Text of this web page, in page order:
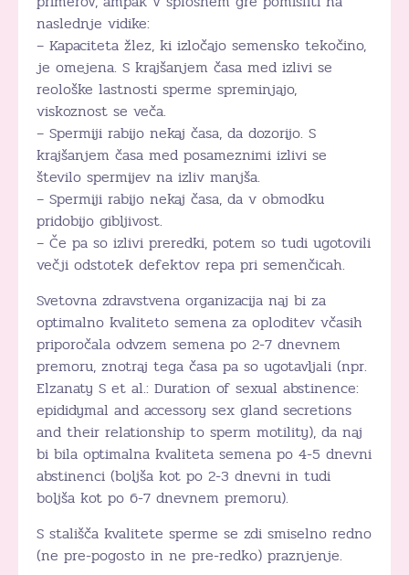
naslednje vidike:
– Kapaciteta žlez, ki izločajo semensko tekočino,
je omejena. S krajšanjem časa med izlivi se
reološke lastnosti sperme spreminjajo,
viskoznost se veča.
– Spermiji rabijo nekaj časa, da dozorijo. S
krajšanjem časa med posameznimi izlivi se
število spermijev na izliv manjša.
– Spermiji rabijo nekaj časa, da v obmodku
pridobijo gibljivost.
– Če pa so izlivi preredki, potem so tudi ugotovili
večji odstotek defektov repa pri semenčicah.
Svetovna zdravstvena organizacija naj bi za
optimalno kvaliteto semena za oploditev včasih
priporočala odvzem semena po 2-7 dnevnem
premoru, znotraj tega časa pa so ugotavljali (npr.
Elzanaty S et al.: Duration of sexual abstinence:
epididymal and accessory sex gland secretions
and their relationship to sperm motility), da naj
bi bila optimalna kvaliteta semena po 4-5 dnevni
abstinenci (boljša kot po 2-3 dnevni in tudi
boljša kot po 6-7 dnevnem premoru).
S stališča kvalitete sperme se zdi smiselno redno
(ne pre-pogosto in ne pre-redko) praznjenje.